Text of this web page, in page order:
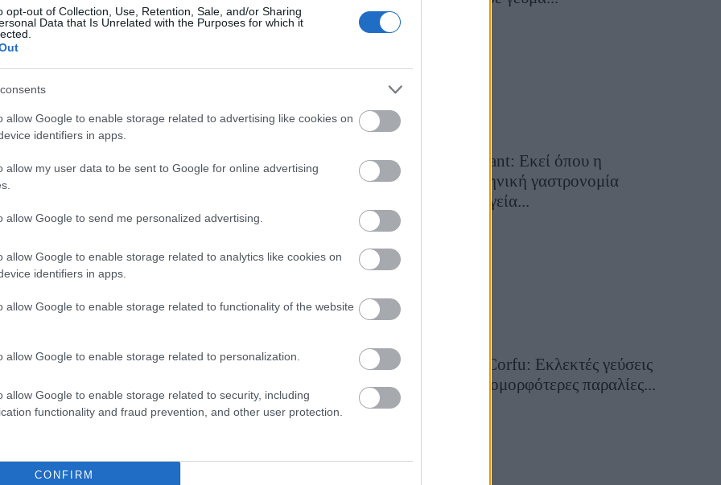
opt-out of Collection, Use, Retention, Sale, and/or Sharing
Data that Is Unrelated with the Purposes for which it
allow Google to enable storage related to advertising like cookies on
identifiers in apps.
allow my user data to be sent to Google for online advertising
allow Google to send me personalized advertising.
allow Google to enable storage related to analytics like cookies on
identifiers in apps.
allow Google to enable storage related to functionality of the website
allow Google to enable storage related to personalization.
allow Google to enable storage related to security, including
functionality and fraud prevention, and other user protection.
CONFIRM
να αλλάξει απότομαυψόμετρο. Η πίεση στον αέρα
η προστασία του τυμπάνου, δεν προλαβαίνουν να
αυτί. Γεγονός που μπορεί να προκαλέσει
Η πίεση μπορεί, παράλληλα, να επηρεάσει και
ειδικά εκείνη του αυτιού γιατί προηγείται
αυτιά,μέσω της αιμορραγίας, βρίσκουν τον
επηρεαστεί για μία με δύο εβδομάδες, αλλά θα
28 Ιουλίου 2026, 11:05
Cavos Restaurant: Εκεί όπου η
αυθεντική ελληνική γαστρονομία
συναντά τη μαγεία...
28 Ιουλίου 2026, 10:58
Aiolia Avlaki Corfu: Εκλεκτές γεύσεις
σε μία από τις ομορφότερες παραλίες...
28 Ιουλίου 2026, 10:50